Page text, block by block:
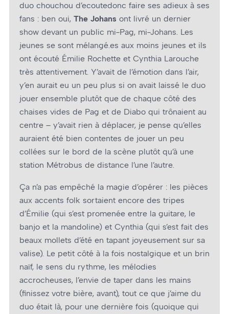
duo chouchou d’ecoutedonc faire ses adieux à ses
fans : ben oui, The Johans ont livré un dernier
show devant un public mi-Pag, mi-Johans. Les
jeunes se sont mélangé.es aux moins jeunes et ils
ont écouté Émilie Rochette et Cynthia Larouche
très attentivement. Y’avait de l’émotion dans l’air,
y’en aurait eu un peu plus si on avait laissé le duo
jouer ensemble plutôt que de chaque côté des
chaises vides de Pag et de Diabo qui trônaient au
centre – y’avait rien à déplacer, je pense qu’elles
auraient été bien contentes de jouer un peu
collées sur le bord de la scène plutôt qu’à une
station Métrobus de distance l’une l’autre.
Ça n’a pas empêché la magie d’opérer : les pièces
aux accents folk sortaient encore des tripes
d’Émilie (qui s’est promenée entre la guitare, le
banjo et la mandoline) et Cynthia (qui s’est fait des
beaux mollets d’été en tapant joyeusement sur sa
valise). Le petit côté à la fois nostalgique et un brin
naïf, le sens du rythme, les mélodies
accrocheuses, l’envie de taper dans les mains
(finissez votre bière, avant), tout ce que j’aime du
duo était là, pour une dernière fois (quoique qui